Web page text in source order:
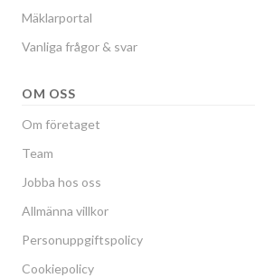
Mäklarportal
Vanliga frågor & svar
OM OSS
Om företaget
Team
Jobba hos oss
Allmänna villkor
Personuppgiftspolicy
Cookiepolicy